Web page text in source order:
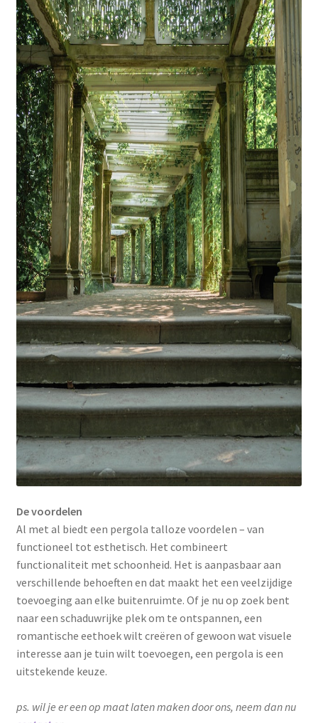
De voordelen
Al met al biedt een pergola talloze voordelen – van
functioneel tot esthetisch. Het combineert
functionaliteit met schoonheid. Het is aanpasbaar aan
verschillende behoeften en dat maakt het een veelzijdige
toevoeging aan elke buitenruimte. Of je nu op zoek bent
naar een schaduwrijke plek om te ontspannen, een
romantische eethoek wilt creëren of gewoon wat visuele
interesse aan je tuin wilt toevoegen, een pergola is een
uitstekende keuze.
ps. wil je er een op maat laten maken door ons, neem dan nu